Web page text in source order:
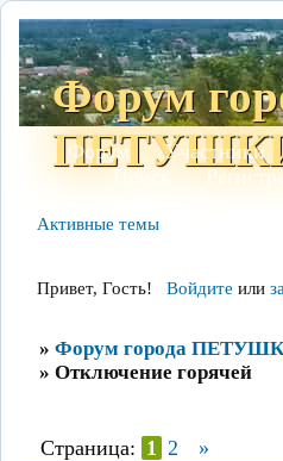
Форум
Форум Участники
Поиск
Активные темы
Привет, Гость! Войдите или
» Форум города
» Отключение горячей
Страница: 1 2 »